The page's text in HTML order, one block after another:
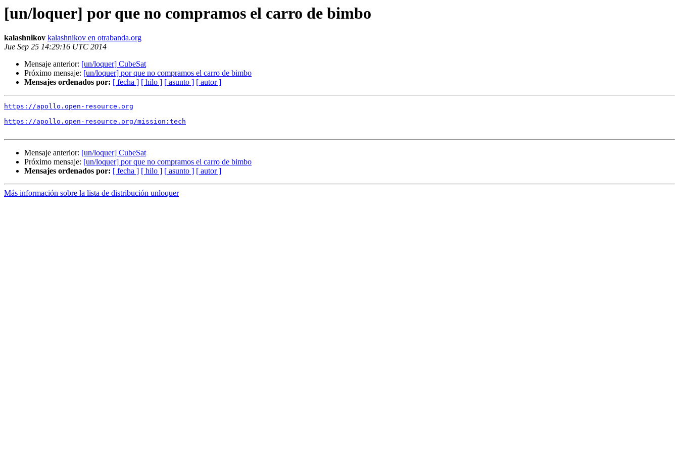
[un/loquer] por que no compramos el carro de bimbo
kalashnikov kalashnikov en otrabanda.org
Jue Sep 25 14:29:16 UTC 2014
Mensaje anterior: [un/loquer] CubeSat
Próximo mensaje: [un/loquer] por que no compramos el carro de bimbo
Mensajes ordenados por: [ fecha ] [ hilo ] [ asunto ] [ autor ]
https://apollo.open-resource.org
https://apollo.open-resource.org/mission:tech
Mensaje anterior: [un/loquer] CubeSat
Próximo mensaje: [un/loquer] por que no compramos el carro de bimbo
Mensajes ordenados por: [ fecha ] [ hilo ] [ asunto ] [ autor ]
Más información sobre la lista de distribución unloquer